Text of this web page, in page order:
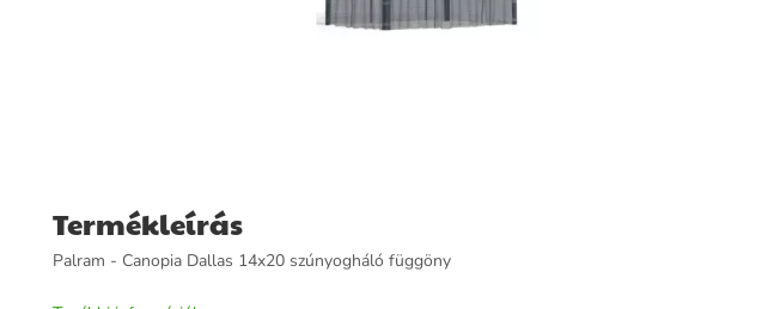
Termékleírás
Palram - Canopia Dallas 14x20 szúnyogháló függöny